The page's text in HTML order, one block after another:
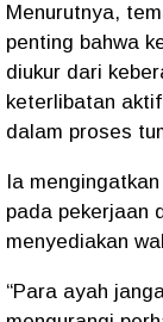
Menurutnya,
penting bahwa
diukur dari
keterlibatan
dalam proses
Ia
pada pekerjaan
menyediakan
“Para ayah